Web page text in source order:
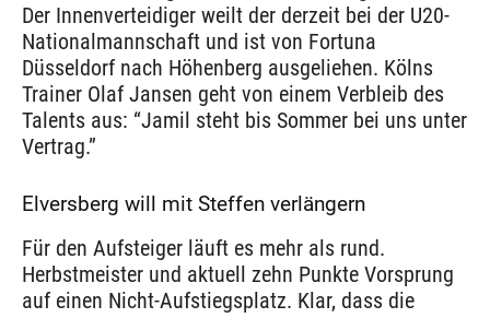
Der Innenverteidiger weilt der derzeit bei der U20-
Nationalmannschaft und ist von Fortuna
Düsseldorf nach Höhenberg ausgeliehen. Kölns
Trainer Olaf Jansen geht von einem Verbleib des
Talents aus: “Jamil steht bis Sommer bei uns unter
Vertrag.”
Elversberg will mit Steffen verlängern
Für den Aufsteiger läuft es mehr als rund.
Herbstmeister und aktuell zehn Punkte Vorsprung
auf einen Nicht-Aufstiegsplatz. Klar, dass die